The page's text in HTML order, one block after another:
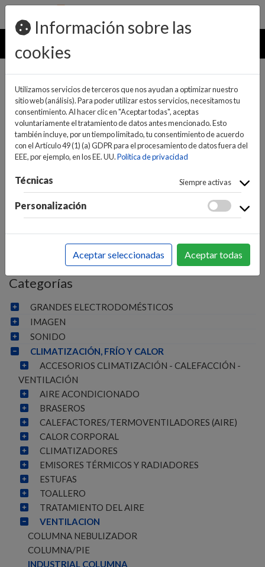
pedidos@ideaelectrodomesticos.com
924 047 836
MENU
INICIO>CLIMATIZACIÓN, FRÍO Y CALOR>
VENTILACION
> INDUSTRIAL COLUMNA
Categorías
GRANDES ELECTRODOMÉSTICOS
IMAGEN
SONIDO
CLIMATIZACIÓN, FRÍO Y CALOR
ACCESORIOS CLIMATIZACIÓN - CALEFACCIÓN -
VENTILACIÓN
AIRE ACONDICIONADO
BRASEROS
CALEFACTORES/TERMOVENTILADORES (AIRE)
CALOR CORPORAL
CLIMATIZADORES
EMISORES TÉRMICOS Y RADIADORES
ESTUFAS
TOALLERO
TRATAMIENTO DEL AIRE
VENTILACION
COLUMNA NEBULIZADOR
COLUMNA/PIE
INDUSTRIAL COLUMNA
Información sobre las
cookies
Utilizamos servicios de terceros que nos ayudan a optimizar nuestro
sitio web (análisis). Para poder utilizar estos servicios, necesitamos tu
consentimiento. Al hacer clic en "Aceptar todas", aceptas
voluntariamente el tratamiento de datos antes mencionado. Esto
también incluye, por un tiempo limitado, tu consentimiento de acuerdo
con el Artículo 49 (1) (a) GDPR para el procesamiento de datos fuera del
EEE, por ejemplo, en los EE. UU.Política de privacidad
Técnicas Siempre activas
Personalización
Aceptar seleccionadas Aceptar todas